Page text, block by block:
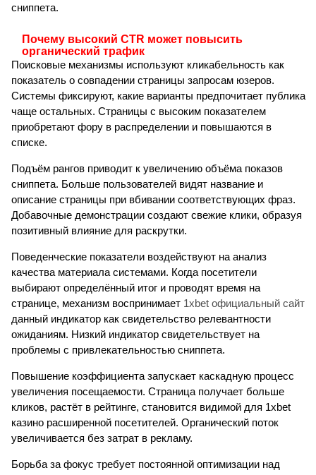
сниппета.
Почему высокий CTR может повысить
органический трафик
Поисковые механизмы используют кликабельность как
показатель о совпадении страницы запросам юзеров.
Системы фиксируют, какие варианты предпочитает публика
чаще остальных. Страницы с высоким показателем
приобретают фору в распределении и повышаются в
списке.
Подъём рангов приводит к увеличению объёма показов
сниппета. Больше пользователей видят название и
описание страницы при вбивании соответствующих фраз.
Добавочные демонстрации создают свежие клики, образуя
позитивный влияние для раскрутки.
Поведенческие показатели воздействуют на анализ
качества материала системами. Когда посетители
выбирают определённый итог и проводят время на
странице, механизм воспринимает 1xbet официальный сайт
данный индикатор как свидетельство релевантности
ожиданиям. Низкий индикатор свидетельствует на
проблемы с привлекательностью сниппета.
Повышение коэффициента запускает каскадную процесс
увеличения посещаемости. Страница получает больше
кликов, растёт в рейтинге, становится видимой для 1xbet
казино расширенной посетителей. Органический поток
увеличивается без затрат в рекламу.
Борьба за фокус требует постоянной оптимизации над